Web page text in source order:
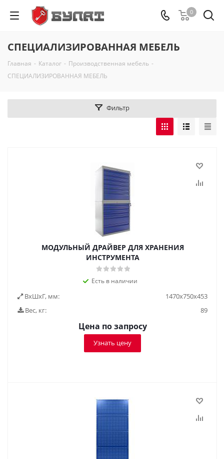
0
CПЕЦИАЛИЗИРОВАННАЯ МЕБЕЛЬ
Главная - Каталог - Производственная мебель -
CПЕЦИАЛИЗИРОВАННАЯ МЕБЕЛЬ
Фильтр
МОДУЛЬНЫЙ ДРАЙВЕР ДЛЯ ХРАНЕНИЯ
ИНСТРУМЕНТА
Есть в наличии
ВxШxГ, мм:
1470x750x453
Вес, кг:
89
Цена по запросу
Узнать цену